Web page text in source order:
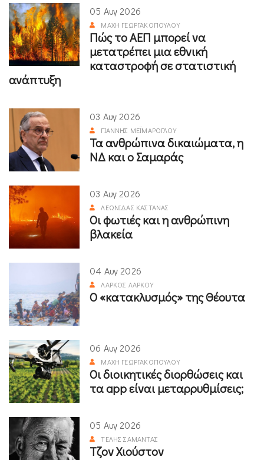
05 Αυγ 2026
ΜΆΧΗ ΓΕΩΡΓΑΚΟΠΟΎΛΟΥ
Πώς το ΑΕΠ μπορεί να
μετατρέπει μια εθνική
καταστροφή σε στατιστική
ανάπτυξη
03 Αυγ 2026
ΓΙΆΝΝΗΣ ΜΕΪΜΆΡΟΓΛΟΥ
Τα ανθρώπινα δικαιώματα, η
ΝΔ και ο Σαμαράς
03 Αυγ 2026
ΛΕΩΝΊΔΑΣ ΚΑΣΤΑΝΆΣ
Οι φωτιές και η ανθρώπινη
βλακεία
04 Αυγ 2026
ΛΆΡΚΟΣ ΛΆΡΚΟΥ
Ο «κατακλυσμός» της Θέουτα
06 Αυγ 2026
ΜΆΧΗ ΓΕΩΡΓΑΚΟΠΟΎΛΟΥ
Οι διοικητικές διορθώσεις και
τα app είναι μεταρρυθμίσεις;
05 Αυγ 2026
ΤΈΛΗΣ ΣΑΜΑΝΤΆΣ
Τζον Χιούστον